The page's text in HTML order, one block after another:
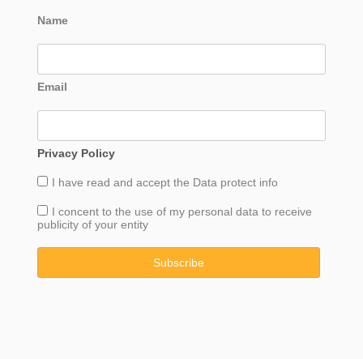
Name
Email
Privacy Policy
I have read and accept the Data protect info
I concent to the use of my personal data to receive
publicity of your entity